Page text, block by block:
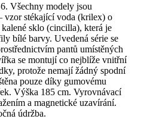
Všechny modely jsou
vzor stékající voda (krilex) o
sklo (cincilla), která je
bílé barvy. Uvedená série se
pantů umístěných
se montují co nejblíže vnitřní
protože nemají žádný spodní
pouze díky gumovému
Výška 185 cm. Vyrovnávací
a magnetické uzavírání.
údržba.